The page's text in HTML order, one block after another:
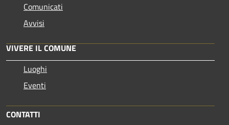
Comunicati
Avvisi
VIVERE IL COMUNE
Luoghi
Eventi
CONTATTI